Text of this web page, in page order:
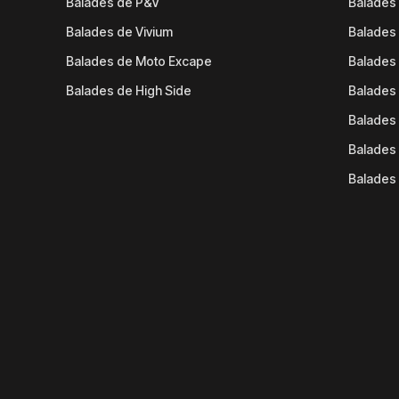
Balades de Vivium
Balades de Moto Excape
Balades de High Side
Balades